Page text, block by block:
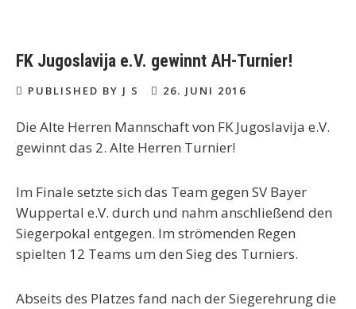
FK Jugoslavija e.V. gewinnt AH-Turnier!
PUBLISHED BY J S 26. JUNI 2016
Die Alte Herren Mannschaft von FK Jugoslavija e.V.
gewinnt das 2. Alte Herren Turnier!
Im Finale setzte sich das Team gegen SV Bayer
Wuppertal e.V. durch und nahm anschließend den
Siegerpokal entgegen. Im strömenden Regen
spielten 12 Teams um den Sieg des Turniers.
Abseits des Platzes fand nach der Siegerehrung die